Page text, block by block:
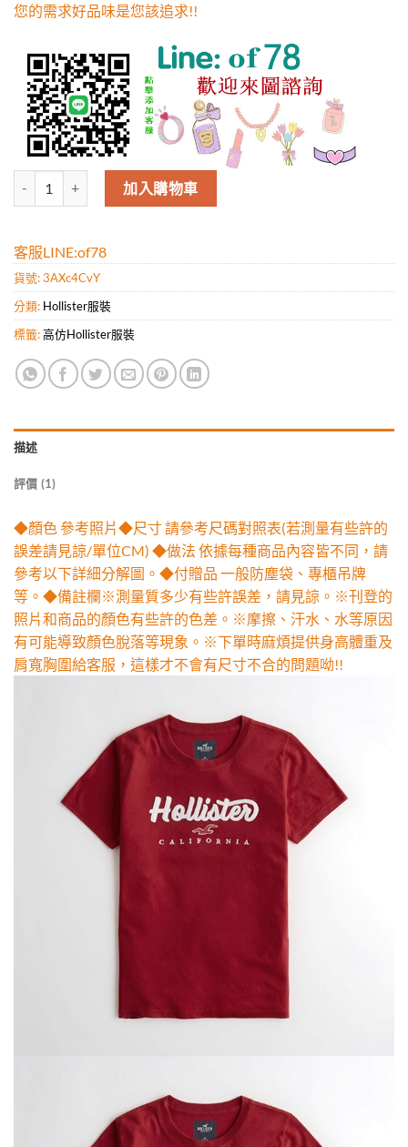
您的需求好品味是您該追求!!
高仿霍利斯特Hollister男款新款時尚休閑短袖T恤.好質量是您的需求
加入購物車
客服LINE:of78
貨號:3AXc4CvY
分類: Hollister服裝
標籤:高仿Hollister服裝
描述
評價 (1)
◆顏色 參考照片◆尺寸 請參考尺碼對照表(若測量有些許的
誤差請見諒/單位CM) ◆做法 依據每種商品內容皆不同，請
參考以下詳細分解圖。◆付贈品 一般防塵袋、專櫃吊牌
等。◆備註欄※測量質多少有些許誤差，請見諒。※刊登的
照片和商品的顏色有些許的色差。※摩擦、汗水、水等原因
有可能導致顏色脫落等現象。※下單時麻煩提供身高體重及
肩寬胸圍給客服，這樣才不會有尺寸不合的問題呦!!